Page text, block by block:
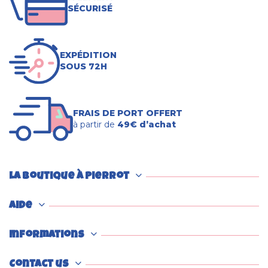
SÉCURISÉ
EXPÉDITION
SOUS 72H
FRAIS DE PORT OFFERT
à partir de 49€ d’achat
La boutique à Pierrot
Aide
Informations
Contact us